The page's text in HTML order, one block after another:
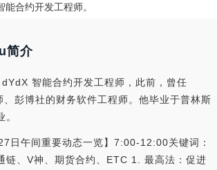
能合约开发工程师。
简介
智能合约开发工程师，此前，曾任
彭博社的财务软件工程师。他毕业于普林斯
日午间重要动态一览】7:00-12:00关键词：
链、V神、期货合约、ETC 1. 最高法：促进